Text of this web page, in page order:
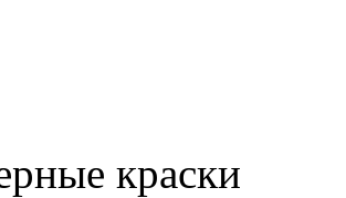
краски